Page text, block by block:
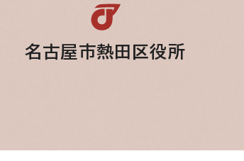
名古屋市熱田区役所